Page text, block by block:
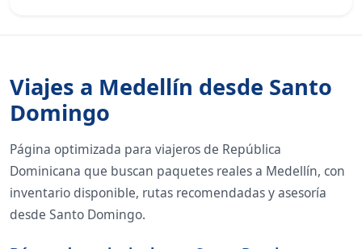
Viajes a Medellín desde Santo
Domingo
Página optimizada para viajeros de República
Dominicana que buscan paquetes reales a Medellín, con
inventario disponible, rutas recomendadas y asesoría
desde Santo Domingo.